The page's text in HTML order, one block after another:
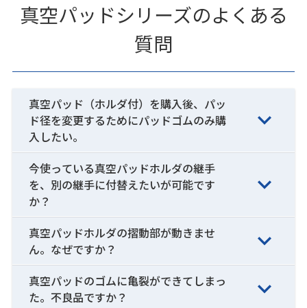
真空パッドシリーズのよくある
質問
真空パッド（ホルダ付）を購入後、パッ
ド径を変更するためにパッドゴムのみ購
入したい。
今使っている真空パッドホルダの継手
を、別の継手に付替えたいが可能です
か？
真空パッドホルダの摺動部が動きませ
ん。なぜですか？
真空パッドのゴムに亀裂ができてしまっ
た。不良品ですか？